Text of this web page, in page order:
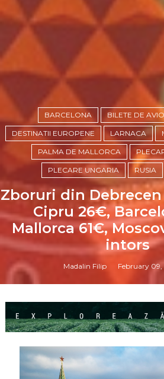
BARCELONA BILETE DE
DESTINATII EUROPENE LARNACA
PALMA DE MALLORCA
PLECARE UNGARIA RUSIA
Zboruri din Debrecen
Cipru 26€,
Mallorca 61€,
intors
Madalin Filip February